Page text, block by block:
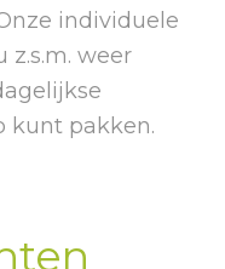
individuele
z.s.m. weer
kunt pakken.